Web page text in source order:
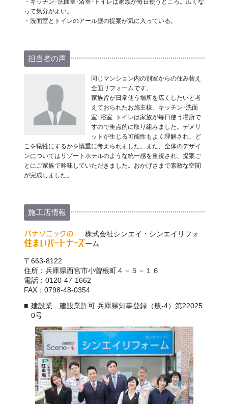
・キッチン･洗面室･浴室･トイレは家族が毎日使うところ。広くな
って気分がよい。
・洗面室とトイレのアール壁の提案が気に入っている。
担当者の声
同じマンション内の別室からの住み替え
全面リフォームです。
家族皆が日常使う場所を広くしたいと考
えておられたお施主様。キッチン･洗面
室･浴室･トイレは家族が毎日使う場所で
すので重点的に取り組みました。デメリ
ットが生じる可能性もよく理解され、ど
こを犠牲にするかを慎重に考えられました。また、全体のデザイ
ンについてはリゾートホテルのような統一感を重視され、提案ご
とにご家族で吟味していただきました。おかげさまで素敵な空間
が完成しました。
施工店情報
株式会社シンエイ・シンエイリフォ
ーム
〒663-8122
住所：兵庫県西宮市小曽根町４－５－１６
電話：0120-47-1662
FAX：0798-48-0354
建設業 建設業許可 兵庫県知事登録（般-4）第22025
0号